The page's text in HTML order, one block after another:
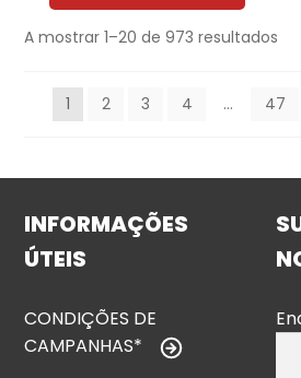
A mostrar 1–20 de 973 resultados
1 2 3 4 … 47
INFORMAÇÕES
ÚTEIS
CONDIÇÕES DE
CAMPANHAS*